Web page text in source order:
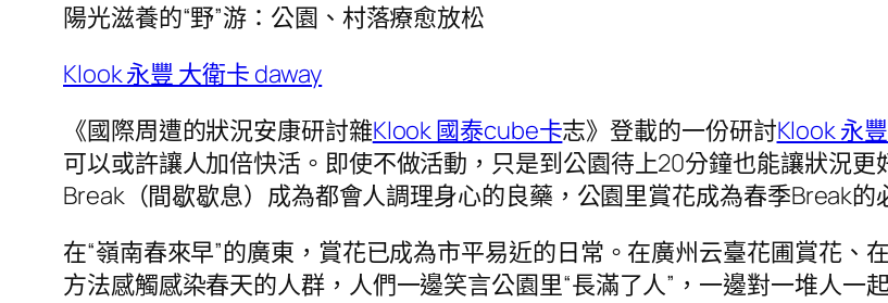
陽光滋養的“野”游：公園、村落療愈放松
Klook 永豐 大衛卡 daway
《國際周遭的狀況安康研討雜Klook 國泰cube卡志》登載的一份研討Klook 永
可以或許讓人加倍快活。即使不做活動，只是到公園待上20分鐘也能讓狀況
Break（間歇歇息）成為都會人調理身心的良藥，公園里賞花成為春季Break的
在“嶺南春來早”的廣東，賞花已成為市平易近的日常。在廣州云臺花圃賞花
方法感觸感染春天的人群，人們一邊笑言公園里“長滿了人”，一邊對一堆人一